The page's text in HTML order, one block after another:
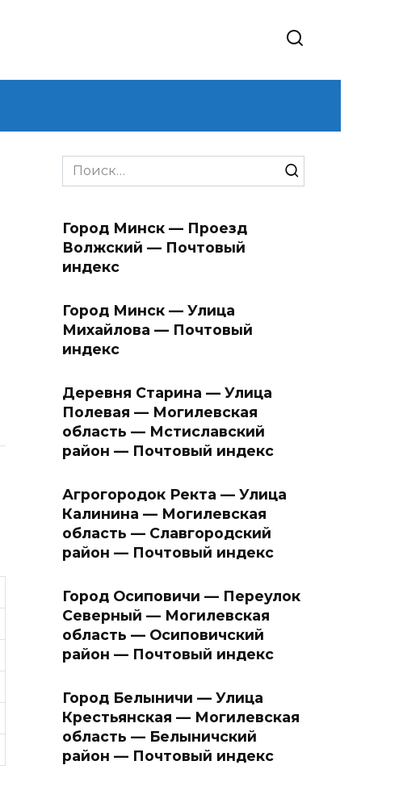
Search
for:
Город Минск — Проезд
Волжский — Почтовый
индекс
Город Минск — Улица
Михайлова — Почтовый
индекс
Деревня Старина — Улица
Полевая — Могилевская
область — Мстиславский
район — Почтовый индекс
Агрогородок Ректа — Улица
Калинина — Могилевская
область — Славгородский
район — Почтовый индекс
Город Осиповичи — Переулок
Северный — Могилевская
область — Осиповичский
район — Почтовый индекс
Город Белыничи — Улица
Крестьянская — Могилевская
область — Белыничский
район — Почтовый индекс